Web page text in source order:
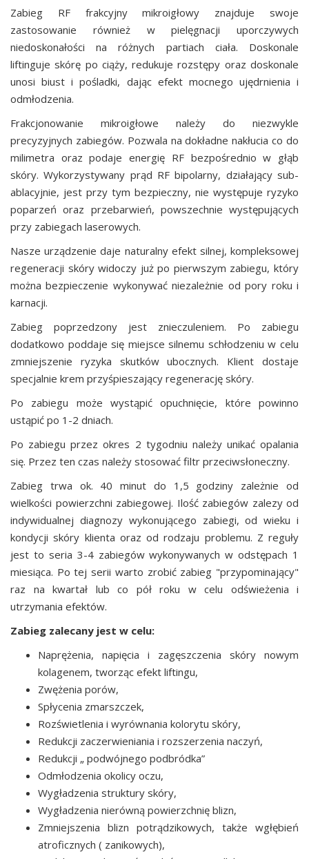
Zabieg RF frakcyjny mikroigłowy znajduje swoje
zastosowanie również w pielęgnacji uporczywych
niedoskonałości na różnych partiach ciała. Doskonale
liftinguje skórę po ciąży, redukuje rozstępy oraz doskonale
unosi biust i pośladki, dając efekt mocnego ujędrnienia i
odmłodzenia.
Frakcjonowanie mikroigłowe należy do niezwykle
precyzyjnych zabiegów. Pozwala na dokładne nakłucia co do
milimetra oraz podaje energię RF bezpośrednio w głąb
skóry. Wykorzystywany prąd RF bipolarny, działający sub-
ablacyjnie, jest przy tym bezpieczny, nie występuje ryzyko
poparzeń oraz przebarwień, powszechnie występujących
przy zabiegach laserowych.
Nasze urządzenie daje naturalny efekt silnej, kompleksowej
regeneracji skóry widoczy już po pierwszym zabiegu, który
można bezpieczenie wykonywać niezależnie od pory roku i
karnacji.
Zabieg poprzedzony jest znieczuleniem. Po zabiegu
dodatkowo poddaje się miejsce silnemu schłodzeniu w celu
zmniejszenie ryzyka skutków ubocznych. Klient dostaje
specjalnie krem przyśpieszający regenerację skóry.
Po zabiegu może wystąpić opuchnięcie, które powinno
ustąpić po 1-2 dniach.
Po zabiegu przez okres 2 tygodniu należy unikać opalania
się. Przez ten czas należy stosować filtr przeciwsłoneczny.
Zabieg trwa ok. 40 minut do 1,5 godziny zależnie od
wielkości powierzchni zabiegowej. Ilość zabiegów zalezy od
indywidualnej diagnozy wykonującego zabiegi, od wieku i
kondycji skóry klienta oraz od rodzaju problemu. Z reguły
jest to seria 3-4 zabiegów wykonywanych w odstępach 1
miesiąca. Po tej serii warto zrobić zabieg "przypominający"
raz na kwartał lub co pół roku w celu odświeżenia i
utrzymania efektów.
Zabieg zalecany jest w celu:
Naprężenia, napięcia i zagęszczenia skóry nowym
kolagenem, tworząc efekt liftingu,
Zwężenia porów,
Spłycenia zmarszczek,
Rozświetlenia i wyrównania kolorytu skóry,
Redukcji zaczerwieniania i rozszerzenia naczyń,
Redukcji „ podwójnego podbródka”
Odmłodzenia okolicy oczu,
Wygładzenia struktury skóry,
Wygładzenia nierówną powierzchnię blizn,
Zmniejszenia blizn potrądzikowych, także wgłębień
atroficznych ( zanikowych),